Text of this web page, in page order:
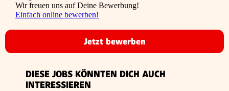
Wir freuen uns auf Deine Bewerbung!
Einfach online bewerben!
Jetzt bewerben
DIESE JOBS KÖNNTEN DICH AUCH
INTERESSIEREN